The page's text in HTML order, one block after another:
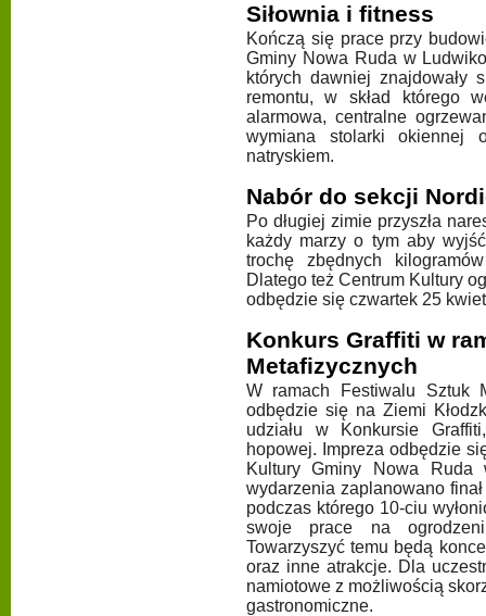
Siłownia i fitness
Kończą się prace przy
Gminy Nowa Ruda w
których dawniej znajdowały
remontu, w skład którego
alarmowa, centralne
wymiana stolarki okiennej
natryskiem.
Nabór do sekcji
Po długiej zimie przyszła
każdy marzy o tym aby
trochę zbędnych
Dlatego też Centrum Kultury
odbędzie się czwartek 25
Konkurs Graffiti w
Metafizycznych
W ramach Festiwalu Sztuk
odbędzie się na Ziemi
udziału w Konkursie
hopowej. Impreza odbędzie
Kultury Gminy Nowa Ruda
wydarzenia zaplanowano
podczas którego 10-ciu
swoje prace na
Towarzyszyć temu będą
oraz inne atrakcje. Dla
namiotowe z możliwością
gastronomiczne.